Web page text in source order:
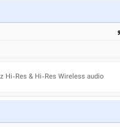
Hi-Res & Hi-Res Wireless audio